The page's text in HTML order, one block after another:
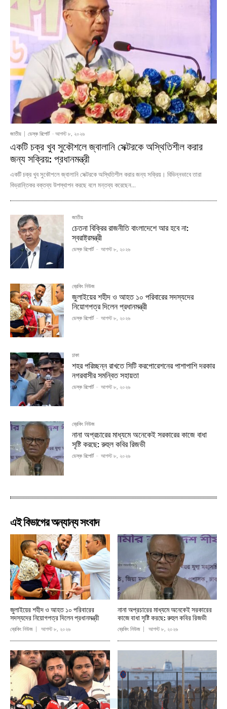
জাতীয় ডেস্ক রিপোর্ট - আগস্ট ৮, ২০২৬
একটি চক্র খুব সুকৌশলে জ্বালানি সেক্টরকে অস্থিতিশীল করার
জন্য সক্রিয়: প্রধানমন্ত্রী
একটি চক্র খুব সুকৌশলে জ্বালানি সেক্টরকে অস্থিতিশীল করার জন্য সক্রিয়। বিভিন্নভাবে তারা
বিভ্রান্তিকর বক্তব্য উপস্থাপন করছে বলে মন্তব্য করেছেন...
জাতীয়
চেতনা বিক্রির রাজনীতি বাংলাদেশে আর হবে না:
স্বরাষ্ট্রমন্ত্রী
ডেস্ক রিপোর্ট - আগস্ট ৮, ২০২৬
ব্রেকিং নিউজ
জুলাইয়ের শহীদ ও আহত ১০ পরিবারের সদস্যদের
নিয়োগপত্র দিলেন প্রধানমন্ত্রী
ডেস্ক রিপোর্ট - আগস্ট ৮, ২০২৬
ঢাকা
শহর পরিচ্ছন্ন রাখতে সিটি করপোরেশনের পাশাপাশি দরকার
নগরবাসীর সমন্বিত সহায়তা
ডেস্ক রিপোর্ট - আগস্ট ৮, ২০২৬
ব্রেকিং নিউজ
নানা অপ্রচারের মাধ্যমে অনেকেই সরকারের কাজে বাধা
সৃষ্টি করছে: রুহুল কবির রিজভী
ডেস্ক রিপোর্ট - আগস্ট ৮, ২০২৬
এই বিভাগের অন্যান্য সংবাদ
জুলাইয়ের শহীদ ও আহত ১০ পরিবারের
সদস্যদের নিয়োগপত্র দিলেন প্রধানমন্ত্রী
ব্রেকিং নিউজ আগস্ট ৮, ২০২৬
নানা অপ্রচারের মাধ্যমে অনেকেই সরকারের
কাজে বাধা সৃষ্টি করছে: রুহুল কবির রিজভী
ব্রেকিং নিউজ আগস্ট ৮, ২০২৬